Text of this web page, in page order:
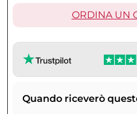
ORDINA UN
Quando riceverò